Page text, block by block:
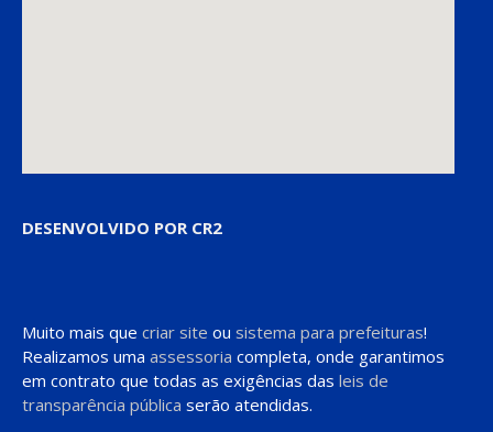
DESENVOLVIDO POR CR2
Muito mais que criar site ou sistema para prefeituras!
Realizamos uma assessoria completa, onde garantimos
em contrato que todas as exigências das leis de
transparência pública serão atendidas.